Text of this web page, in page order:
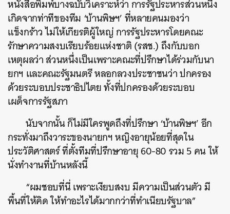
หนังสือพิมพ์บางฉบับวิเคราะห์ว่า การรัฐประหารส่วนหนึ่ง
เกิดจากท่าทีของทีม ‘บ้านพิษฯ’ ที่หลายคนมองว่า
แข็งกร้าว ไม่ให้เกียรติผู้ใหญ่ การรัฐประหารโดยคณะ
รักษาความสงบเรียบร้อยแห่งชาติ (รสช.) ถึงกับบอก
เหตุผลว่า ส่วนหนึ่งเป็นเพราะคณะที่ปรึกษาได้ร่วมกับนา
ยกฯ และคณะรัฐมนตรี หลอกลวงประชาชนว่า ปกครอง
ด้วยระบอบประชาธิปไตย ทั้งที่ปกครองด้วยระบอบ
เผด็จการรัฐสภา
นับจากนั้น ก็ไม่มีใครพูดถึงที่ปรึกษา ‘บ้านพิษฯ’ อีก
กระทั่งมาถึงวาระของนายกฯ หญิงอายุน้อยที่สุดใน
ประวัติศาสตร์ ที่ตั้งทีมที่ปรึกษาอายุ 60-80 รวม 5 คน ให้
นั่งทำงานที่บ้านหลังนี้
“ผมชอบที่นี่ เพราะเงียบสงบ มีความเป็นส่วนตัว มี
พื้นที่ให้คิด ให้ทำอะไรได้มากกว่าที่ทำเนียบรัฐบาล”